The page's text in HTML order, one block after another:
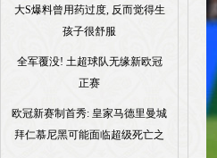
大S爆料曾用药过度, 反而觉得生
孩子很舒服
全军覆没! 土超球队无缘新欧冠
正赛
欧冠新赛制首秀: 皇家马德里曼城
拜仁慕尼黑可能面临超级死亡之